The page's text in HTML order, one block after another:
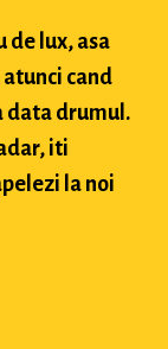
de lux, asa
cand
data drumul.
iti
la noi